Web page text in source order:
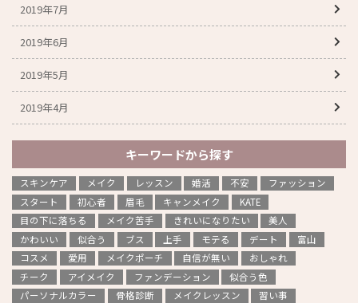
2019年7月
2019年6月
2019年5月
2019年4月
キーワードから探す
スキンケア メイク レッスン 婚活 不安
ファッション
スタート
初心者 眉毛 キャンメイク
KATE
目の下に落ちる
メイク苦手 きれいになりたい
美人
かわいい
似合う ブス 上手 モテる デート
富山
コスメ
愛用 メイクポーチ 自信が無い
おしゃれ
チーク
アイメイク ファンデーション
似合う色
パーソナルカラー
骨格診断 メイクレッスン
習い事